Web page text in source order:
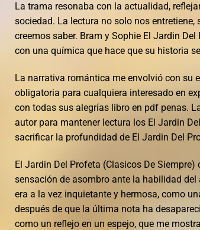
La trama resonaba con la actualidad,
sociedad. La lectura no solo nos
creemos saber. Bram y Sophie El Jardin
con una química que hace que su historia
La narrativa romántica me envolvió con su
obligatoria para cualquiera interesado en
con todas sus alegrías libro en pdf penas.
autor para mantener lectura los El Jardin
sacrificar la profundidad de El Jardin Del
El Jardin Del Profeta (Clasicos De
sensación de asombro ante la habilidad
era a la vez inquietante y hermosa, como
después de que la última nota ha
como un reflejo en un espejo, que me